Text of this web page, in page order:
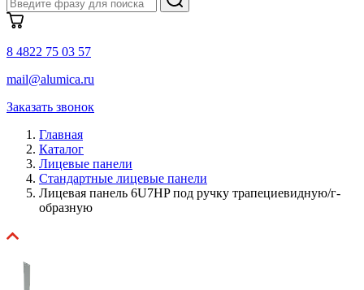
8 4822 75 03 57
mail@alumica.ru
Заказать звонок
Главная
Каталог
Лицевые панели
Стандартные лицевые панели
Лицевая панель 6U7HP под ручку трапециевидную/г-
образную